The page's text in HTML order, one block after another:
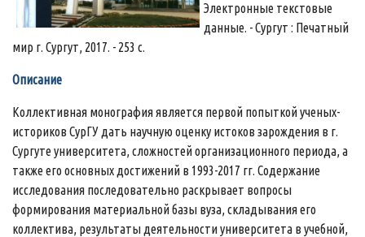
Электронные текстовые
данные. - Сургут : Печатный
мир г. Сургут, 2017. - 253 с.
Описание
Коллективная монография является первой попыткой ученых-
историков СурГУ дать научную оценку истоков зарождения в г.
Сургуте университета, сложностей организационного периода, а
также его основных достижений в 1993-2017 гг. Содержание
исследования последовательно раскрывает вопросы
формирования материальной базы вуза, складывания его
коллектива, результаты деятельности университета в учебной,